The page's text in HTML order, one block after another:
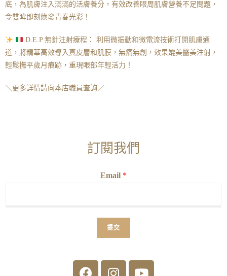
底，為肌膚注入滿滿的活膚養分，有效改善眼周肌膚營養不足問題，
令雙眸即刻煥發青春光彩！
D.E.P 無針注射療程： 利用微振動和微電流技術打開肌膚通
道，將精華高效導入真皮層和肌膜，無痛無創，效果媲美醫美注射，
輕鬆撫平歲月痕跡，重現眼部年輕活力！
＼更多詳情請向本店職員查詢／
訂閱我們
Email *
提交